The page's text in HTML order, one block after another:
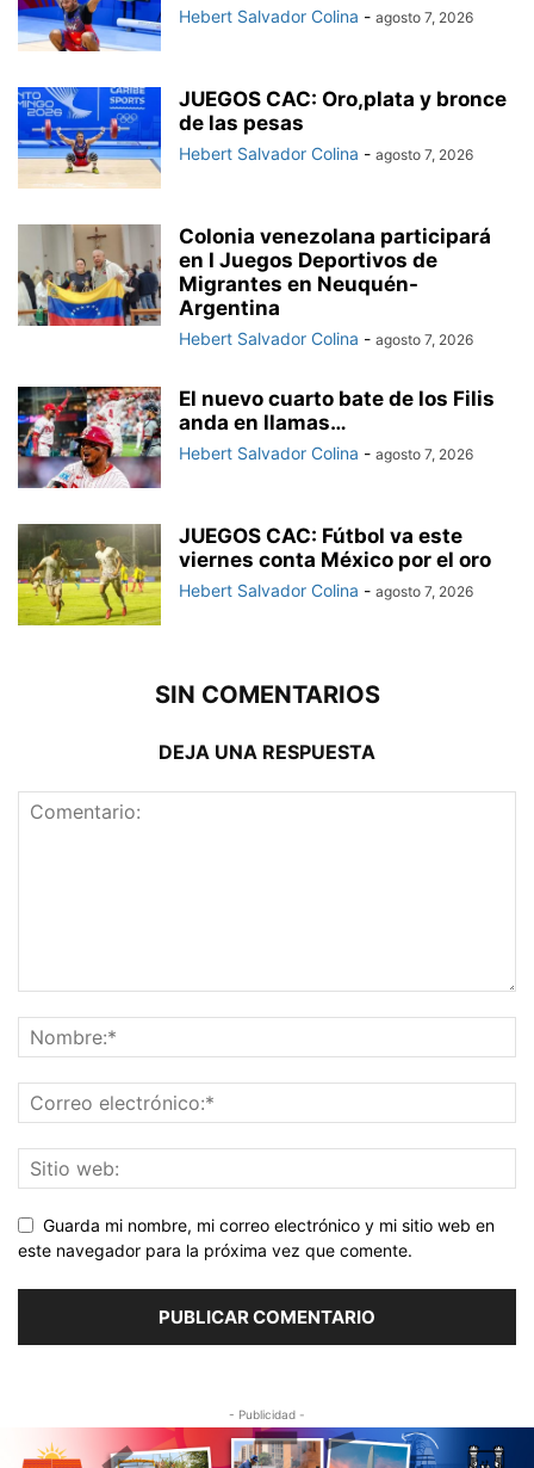
Hebert Salvador Colina - agosto 7, 2026
JUEGOS CAC: Oro,plata y bronce
de las pesas
Hebert Salvador Colina - agosto 7, 2026
Colonia venezolana participará
en I Juegos Deportivos de
Migrantes en Neuquén-
Argentina
Hebert Salvador Colina - agosto 7, 2026
El nuevo cuarto bate de los Filis
anda en llamas…
Hebert Salvador Colina - agosto 7, 2026
JUEGOS CAC: Fútbol va este
viernes conta México por el oro
Hebert Salvador Colina - agosto 7, 2026
SIN COMENTARIOS
DEJA UNA RESPUESTA
Guarda mi nombre, mi correo electrónico y mi sitio web en
este navegador para la próxima vez que comente.
- Publicidad -